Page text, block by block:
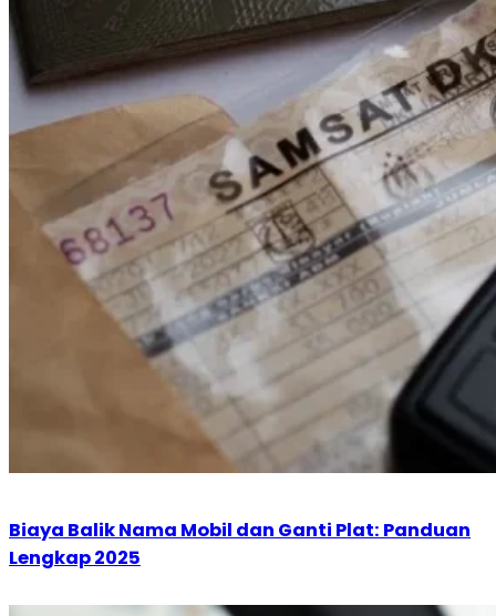
Biaya Balik Nama Mobil dan Ganti Plat: Panduan
Lengkap 2025